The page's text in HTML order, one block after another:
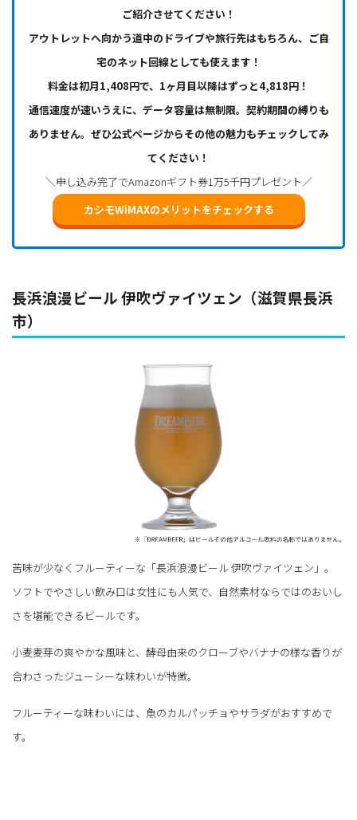
ご紹介させてください！
アウトレットへ向かう道中のドライブや旅行先はもちろん、ご自
宅のネット回線としても使えます！
料金は初月1,408円で、1ヶ月目以降はずっと4,818円！
通信速度が速いうえに、データ容量は無制限。契約期間の縛りも
ありません。ぜひ公式ページからその他の魅力もチェックしてみ
てください！
＼申し込み完了でAmazonギフト券1万5千円プレゼント／
カシモWiMAXのメリットをチェックする
長浜浪漫ビール 伊吹ヴァイツェン（滋賀県長浜
市）
苦味が少なくフルーティーな「長浜浪漫ビール 伊吹ヴァイツェン」。
ソフトでやさしい飲み口は女性にも人気で、自然素材ならではのおいし
さを堪能できるビールです。
小麦麦芽の爽やかな風味と、酵母由来のクローブやバナナの様な香りが
合わさったジューシーな味わいが特徴。
フルーティーな味わいには、魚のカルパッチョやサラダがおすすめで
す。